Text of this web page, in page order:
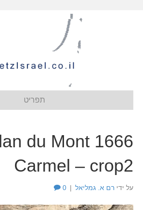
תפריט
Plan du Mont
Carmel – crop2
על ידי רם א. גמליאל |
0